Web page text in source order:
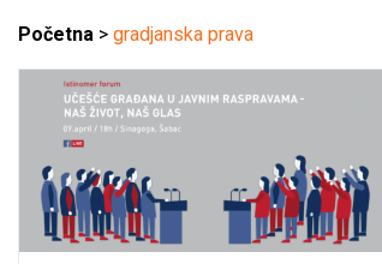
Početna > gradjanska prava